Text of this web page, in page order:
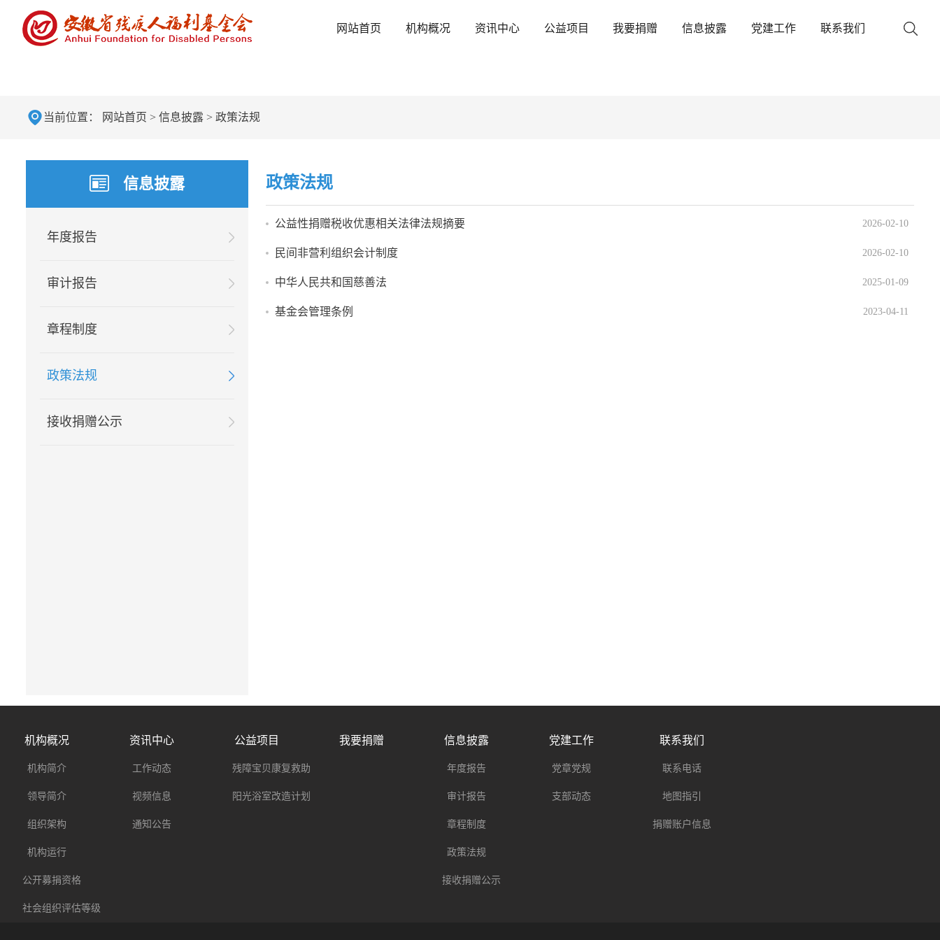
网站首页 机构概况 资讯中心 公益项目 我要捐赠 信息披露 党建工作 联系我们
当前位置： 网站首页 > 信息披露 > 政策法规
信息披露
年度报告
审计报告
章程制度
政策法规
接收捐赠公示
政策法规
2026-02-10
公益性捐赠税收优惠相关法律法规摘要
2026-02-10
民间非营利组织会计制度
2025-01-09
中华人民共和国慈善法
2023-04-11
基金会管理条例
机构概况
机构简介
领导简介
组织架构
机构运行
公开募捐资格
社会组织评估等级
资讯中心
工作动态
视频信息
通知公告
公益项目
残障宝贝康复救助
阳光浴室改造计划
我要捐赠 信息披露
年度报告
审计报告
章程制度
政策法规
接收捐赠公示
党建工作
党章党规
支部动态
联系我们
联系电话
地图指引
捐赠账户信息